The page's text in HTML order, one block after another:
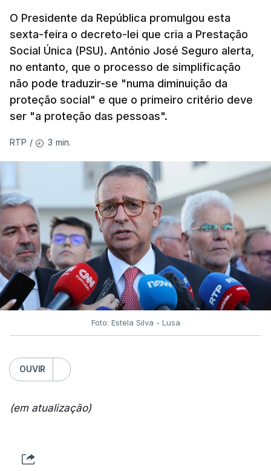
O Presidente da República promulgou esta
sexta-feira o decreto-lei que cria a Prestação
Social Única (PSU). António José Seguro alerta,
no entanto, que o processo de simplificação
não pode traduzir-se "numa diminuição da
proteção social" e que o primeiro critério deve
ser "a proteção das pessoas".
RTP / 3 min.
Foto: Estela Silva - Lusa
OUVIR
(em atualização)